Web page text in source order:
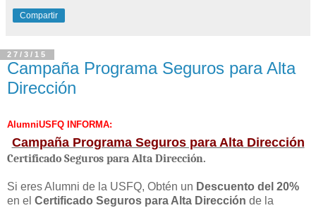
Compartir
27/3/15
Campaña Programa Seguros para Alta
Dirección
AlumniUSFQ INFORMA:
Campaña Programa Seguros para Alta Dirección
Certificado Seguros para Alta Dirección.
Si eres Alumni de la USFQ, Obtén un Descuento del 20%
en el Certificado Seguros para Alta Dirección de la